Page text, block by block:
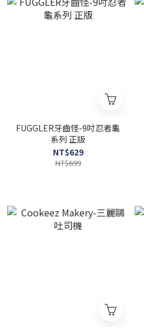
FUGGLER牙齒怪-9吋忍者龜
系列 正版
NT$629
NT$699